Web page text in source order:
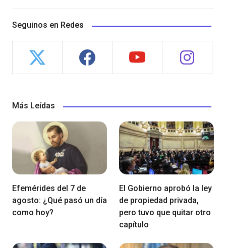
Seguinos en Redes
Más Leídas
Efemérides del 7 de
agosto: ¿Qué pasó un día
como hoy?
El Gobierno aprobó la ley
de propiedad privada,
pero tuvo que quitar otro
capítulo